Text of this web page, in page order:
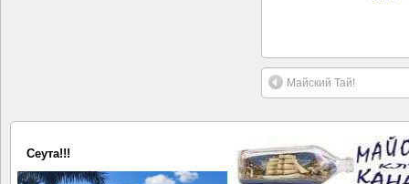
Майский Тай!
Сеута!!!